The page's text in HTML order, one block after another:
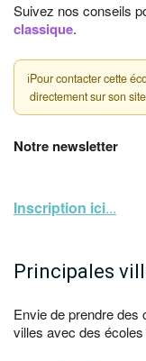
Suivez nos conseils
classique.
ℹPour contacter cette
directement sur son
Notre newsletter
Inscription ici...
Principales
Envie de prendre des
villes avec des